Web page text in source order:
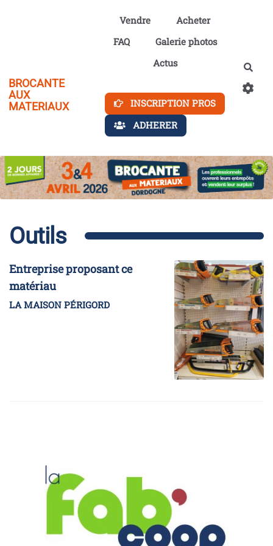
Aller au contenu principal
BROCANTE
AUX
MATERIAUX
Vendre
Acheter
FAQ
Galerie photos
Actus
INSCRIPTION PROS
ADHERER
Outils
Entreprise proposant ce
matériau
LA MAISON PÉRIGORD